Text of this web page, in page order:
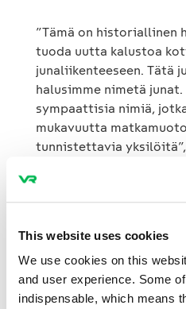
This website uses cookies
We use cookies on this
and user experience. Some
indispensable, which means
”Tämä on historiallinen
tuoda uutta kalustoa
junaliikenteeseen. Tätä
halusimme nimetä
sympaattisia nimiä,
mukavuutta
tunnistettavia yksilöitä”,
asiakaskokemuksesta
vastaava johtaja
Jotta myös Ouluun
avoimen nimikisan.
asti osoitteessa vr.fi/
joukosta valitaan